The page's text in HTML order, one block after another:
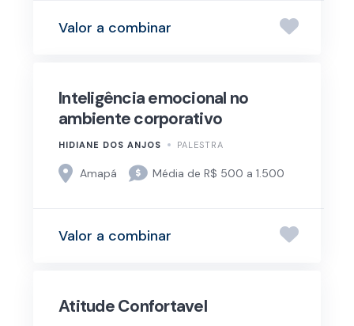
Valor a combinar
Inteligência emocional no
ambiente corporativo
HIDIANE DOS ANJOS PALESTRA
Amapá Média de R$ 500 a 1.500
Valor a combinar
Atitude Confortavel